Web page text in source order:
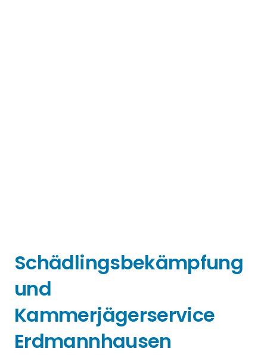
Schädlingsbekämpfung
und
Kammerjägerservice
Erdmannhausen